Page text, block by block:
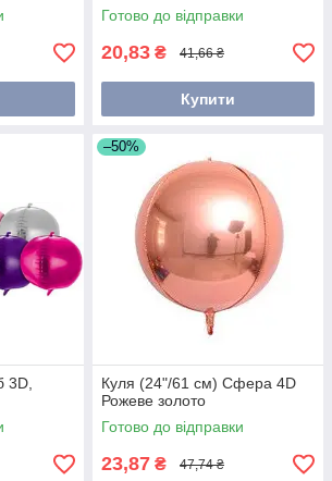
Готово до відправки
20,83 ₴ 41,66 ₴
Купити
3D,
–50%
Куля (24"/61 см) Сфера 4D
Рожеве золото
Готово до відправки
23,87 ₴ 47,74 ₴